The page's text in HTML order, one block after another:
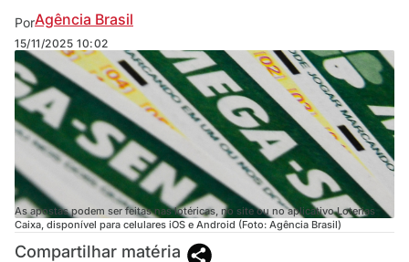
PorAgência Brasil
15/11/2025 10:02
As apostas podem ser feitas nas lotéricas, no site ou no aplicativo Loterias
Caixa, disponível para celulares iOS e Android (Foto: Agência Brasil)
Compartilhar matéria